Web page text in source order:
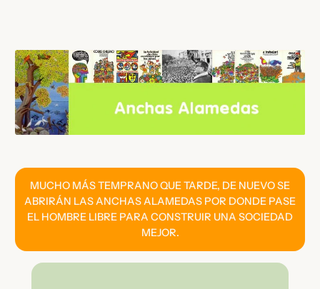
contenido
MUCHO MÁS TEMPRANO QUE TARDE, DE NUEVO SE
ABRIRÁN LAS ANCHAS ALAMEDAS POR DONDE PASE
EL HOMBRE LIBRE PARA CONSTRUIR UNA SOCIEDAD
MEJOR.